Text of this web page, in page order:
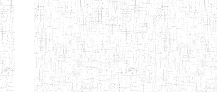
TEACHER
TRAINING
INSTITUTE
CEFED/SPED/TTI
SANTA
17/11/2008 ENIEG